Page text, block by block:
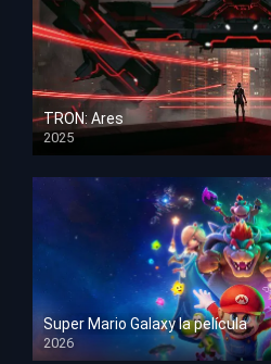
TRON: Ares
2025
HD 1080p
Super Mario Galaxy la película
2026
HD 1080p